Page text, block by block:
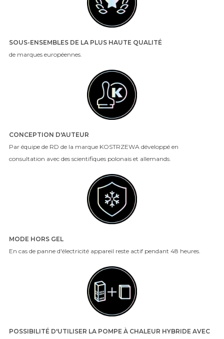
SOUS-ENSEMBLES DE LA PLUS HAUTE QUALITÉ
de marques européennes.
CONCEPTION D'AUTEUR
Par équipe de RD de la marque KOSTRZEWA développé en
consultation avec des scientifiques polonais et allemands.
MODE HORS GEL
En cas de panne d'électricité appareil reste actif pendant 48 heures.
POSSIBILITÉ D'UTILISER LA POMPE À CHALEUR HYBRIDE AVEC